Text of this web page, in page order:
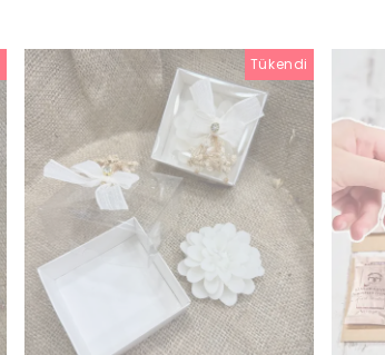
Tükendi